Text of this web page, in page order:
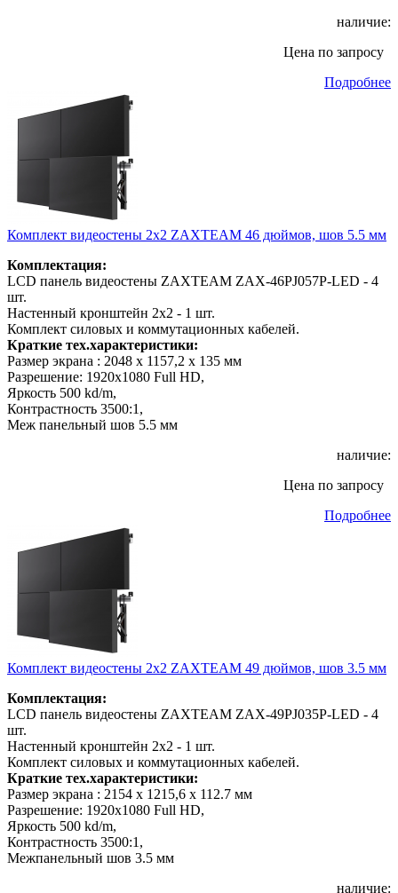
наличие:
Цена по запросу
Подробнее
Комплект видеостены 2х2 ZAXTEAM 46 дюймов, шов 5.5 мм
Комплектация:
LCD панель видеостены ZAXTEAM ZAX-46PJ057P-LED - 4
шт.
Настенный кронштейн 2x2 - 1 шт.
Комплект силовых и коммутационных кабелей.
Краткие тех.характеристики:
Размер экрана : 2048 x 1157,2 x 135 мм
Разрешение: 1920x1080 Full HD,
Яркость 500 kd/m,
Контрастность 3500:1,
Меж панельный шов 5.5 мм
наличие:
Цена по запросу
Подробнее
Комплект видеостены 2х2 ZAXTEAM 49 дюймов, шов 3.5 мм
Комплектация:
LCD панель видеостены ZAXTEAM ZAX-49PJ035P-LED - 4
шт.
Настенный кронштейн 2x2 - 1 шт.
Комплект силовых и коммутационных кабелей.
Краткие тех.характеристики:
Размер экрана : 2154 x 1215,6 x 112.7 мм
Разрешение: 1920x1080 Full HD,
Яркость 500 kd/m,
Контрастность 3500:1,
Межпанельный шов 3.5 мм
наличие: